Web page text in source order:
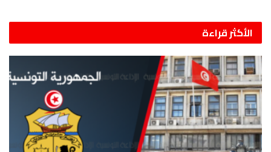
الأكثر قراءة